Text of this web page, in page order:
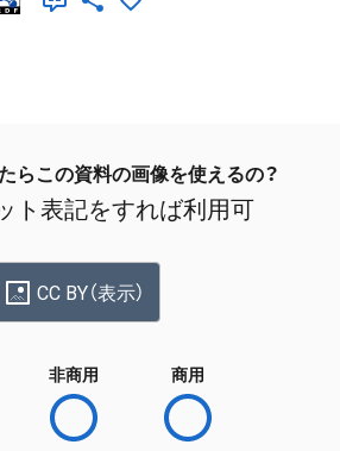
らこの資料の画像を使えるの？
ト表記をすれば利用可
CC BY（表示）
非商用 商用